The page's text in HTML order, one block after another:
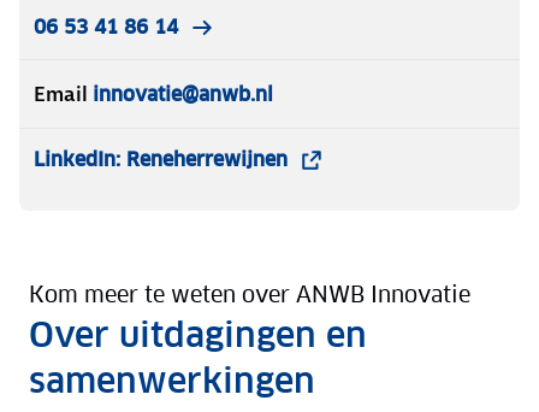
06 53 41 86 14
Email innovatie@anwb.nl
LinkedIn: Reneherrewijnen
Kom meer te weten over ANWB Innovatie
Over uitdagingen en
samenwerkingen